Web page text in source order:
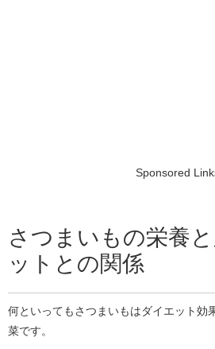
Sponsored
さつまいもの栄養
ットとの関係
何といってもさつまいもはダイエット効
菜です。